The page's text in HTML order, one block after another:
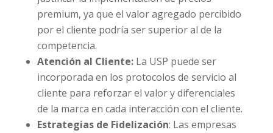
premium, ya que el valor agregado percibido
por el cliente podría ser superior al de la
competencia.
Atención al Cliente:La USP puede ser
incorporada en los protocolos de servicio al
cliente para reforzar el valor y diferenciales
de la marca en cada interacción con el cliente.
Estrategias de Fidelización: Las empresas